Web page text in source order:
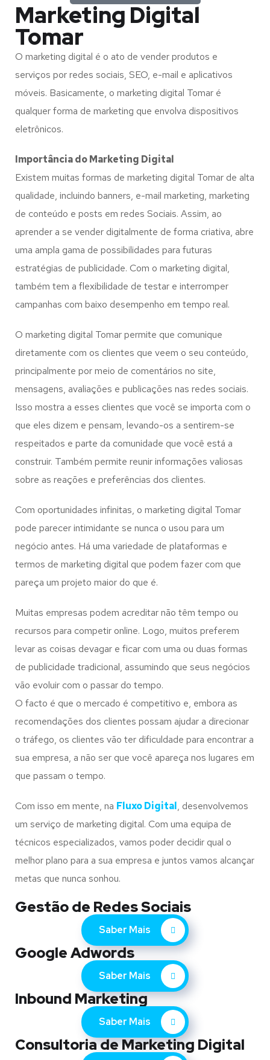
Marketing Digital
Tomar
O marketing digital é o ato de vender produtos e
serviços por redes sociais, SEO, e-mail e aplicativos
móveis. Basicamente, o marketing digital Tomar é
qualquer forma de marketing que envolva dispositivos
eletrônicos.
Importância do Marketing Digital
Existem muitas formas de marketing digital Tomar de alta
qualidade, incluindo banners, e-mail marketing, marketing
de conteúdo e posts em redes Sociais. Assim, ao
aprender a se vender digitalmente de forma criativa, abre
uma ampla gama de possibilidades para futuras
estratégias de publicidade. Com o marketing digital,
também tem a flexibilidade de testar e interromper
campanhas com baixo desempenho em tempo real.
O marketing digital Tomar permite que comunique
diretamente com os clientes que veem o seu conteúdo,
principalmente por meio de comentários no site,
mensagens, avaliações e publicações nas redes sociais.
Isso mostra a esses clientes que você se importa com o
que eles dizem e pensam, levando-os a sentirem-se
respeitados e parte da comunidade que você está a
construir. Também permite reunir informações valiosas
sobre as reações e preferências dos clientes.
Com oportunidades infinitas, o marketing digital Tomar
pode parecer intimidante se nunca o usou para um
negócio antes. Há uma variedade de plataformas e
termos de marketing digital que podem fazer com que
pareça um projeto maior do que é.
Muitas empresas podem acreditar não têm tempo ou
recursos para competir online. Logo, muitos preferem
levar as coisas devagar e ficar com uma ou duas formas
de publicidade tradicional, assumindo que seus negócios
vão evoluir com o passar do tempo.
O facto é que o mercado é competitivo e, embora as
recomendações dos clientes possam ajudar a direcionar
o tráfego, os clientes vão ter dificuldade para encontrar a
sua empresa, a não ser que você apareça nos lugares em
que passam o tempo.
Com isso em mente, na Fluxo Digital, desenvolvemos
um serviço de marketing digital. Com uma equipa de
técnicos especializados, vamos poder decidir qual o
melhor plano para a sua empresa e juntos vamos alcançar
metas que nunca sonhou.
Gestão de Redes Sociais
Saber Mais
Google Adwords
Saber Mais
Inbound Marketing
Saber Mais
Consultoria de Marketing Digital